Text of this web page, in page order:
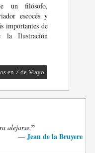
un filósofo,
escocés y
importantes de
la Ilustración
en 7 de Mayo
alejarse.”
— Jean de la Bruyere